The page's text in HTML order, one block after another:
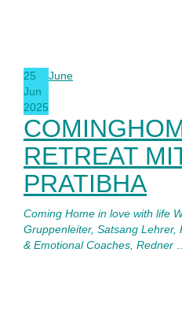
25
Jun
2025
June
RETREAT
PRATIBHA
Coming Home in love with life
Gruppenleiter, Satsang
& Emotional Coaches, Redner